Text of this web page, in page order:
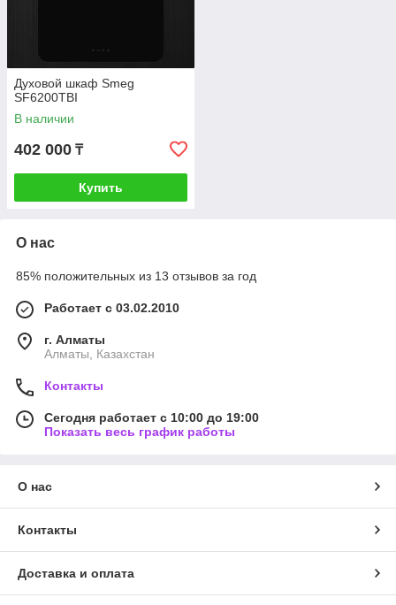
Духовой шкаф Smeg
SF6200TBI
В наличии
402 000 ₸
Купить
О нас
85% положительных из 13 отзывов за год
Работает с 03.02.2010
г. Алматы
Алматы, Казахстан
Контакты
Сегодня работает с 10:00 до 19:00
Показать весь график работы
О нас
Контакты
Доставка и оплата